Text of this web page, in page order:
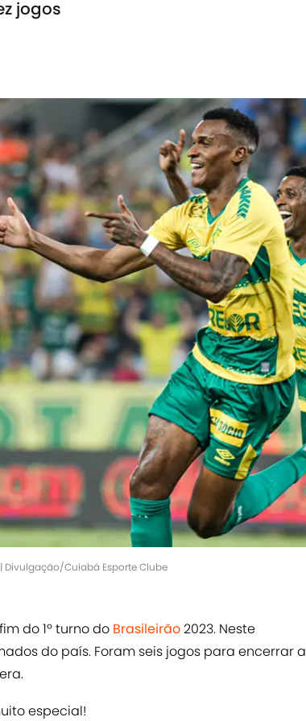
jogos
Divulgação/Cuiabá Esporte Clube
do 1º turno do Brasileirão2023. Neste
do país. Foram seis jogos para encerrar a
especial!